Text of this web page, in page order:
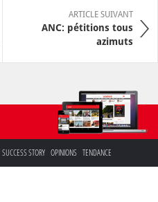
ARTICLE SUIVANT
ANC: pétitions tous
azimuts
SUCCESS STORY OPINIONS TENDANCE